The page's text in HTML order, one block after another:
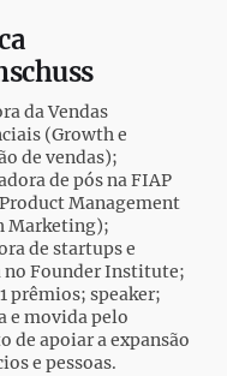
da Vendas
(Growth e
de vendas);
de pós na FIAP
Management
Marketing);
de startups e
no Founder Institute;
prêmios; speaker;
e movida pelo
de apoiar a expansão
e pessoas.